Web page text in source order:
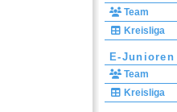
Team
Kreisliga
E-Junioren
Team
Kreisliga